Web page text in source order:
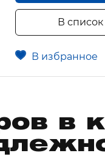
В
В избранное
в